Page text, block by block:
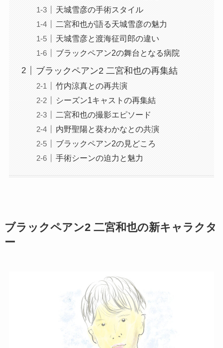
天城雪彦の手術スタイル
二宮和也が語る天城雪彦の魅力
天城雪彦と渡海征司郎の違い
ブラックペアン2の舞台となる病院
ブラックペアン2 二宮和也の再集結
竹内涼真との再共演
シーズン1キャストの再集結
二宮和也の撮影エピソード
内野聖陽と葵わかなとの共演
ブラックペアン2の見どころ
手術シーンの迫力と魅力
ブラックペアン2 二宮和也の新キャラクタ
ー